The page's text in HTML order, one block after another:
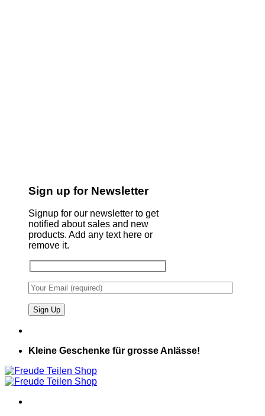
Sign up for Newsletter
Signup for our newsletter to get
notified about sales and new
products. Add any text here or
remove it.
Kleine Geschenke für grosse Anlässe!